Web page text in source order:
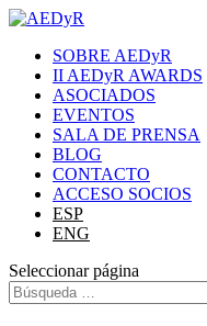
SOBRE AEDyR
II AEDyR AWARDS
ASOCIADOS
EVENTOS
SALA DE PRENSA
BLOG
CONTACTO
ACCESO SOCIOS
ESP
ENG
Seleccionar página